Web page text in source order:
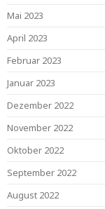
Mai 2023
April 2023
Februar 2023
Januar 2023
Dezember 2022
November 2022
Oktober 2022
September 2022
August 2022